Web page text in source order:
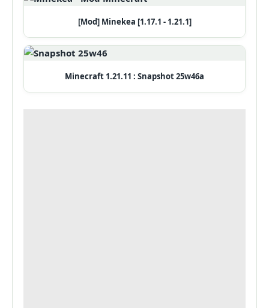
[Mod] Minekea [1.17.1 - 1.21.1]
Minecraft 1.21.11 : Snapshot 25w46a